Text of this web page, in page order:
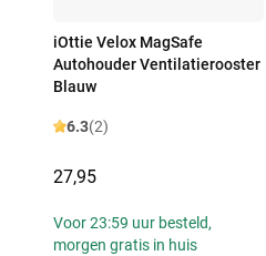
iOttie Velox MagSafe
Autohouder Ventilatierooster
Blauw
6.3(2)
27,95
Voor 23:59 uur besteld,
morgen gratis in huis